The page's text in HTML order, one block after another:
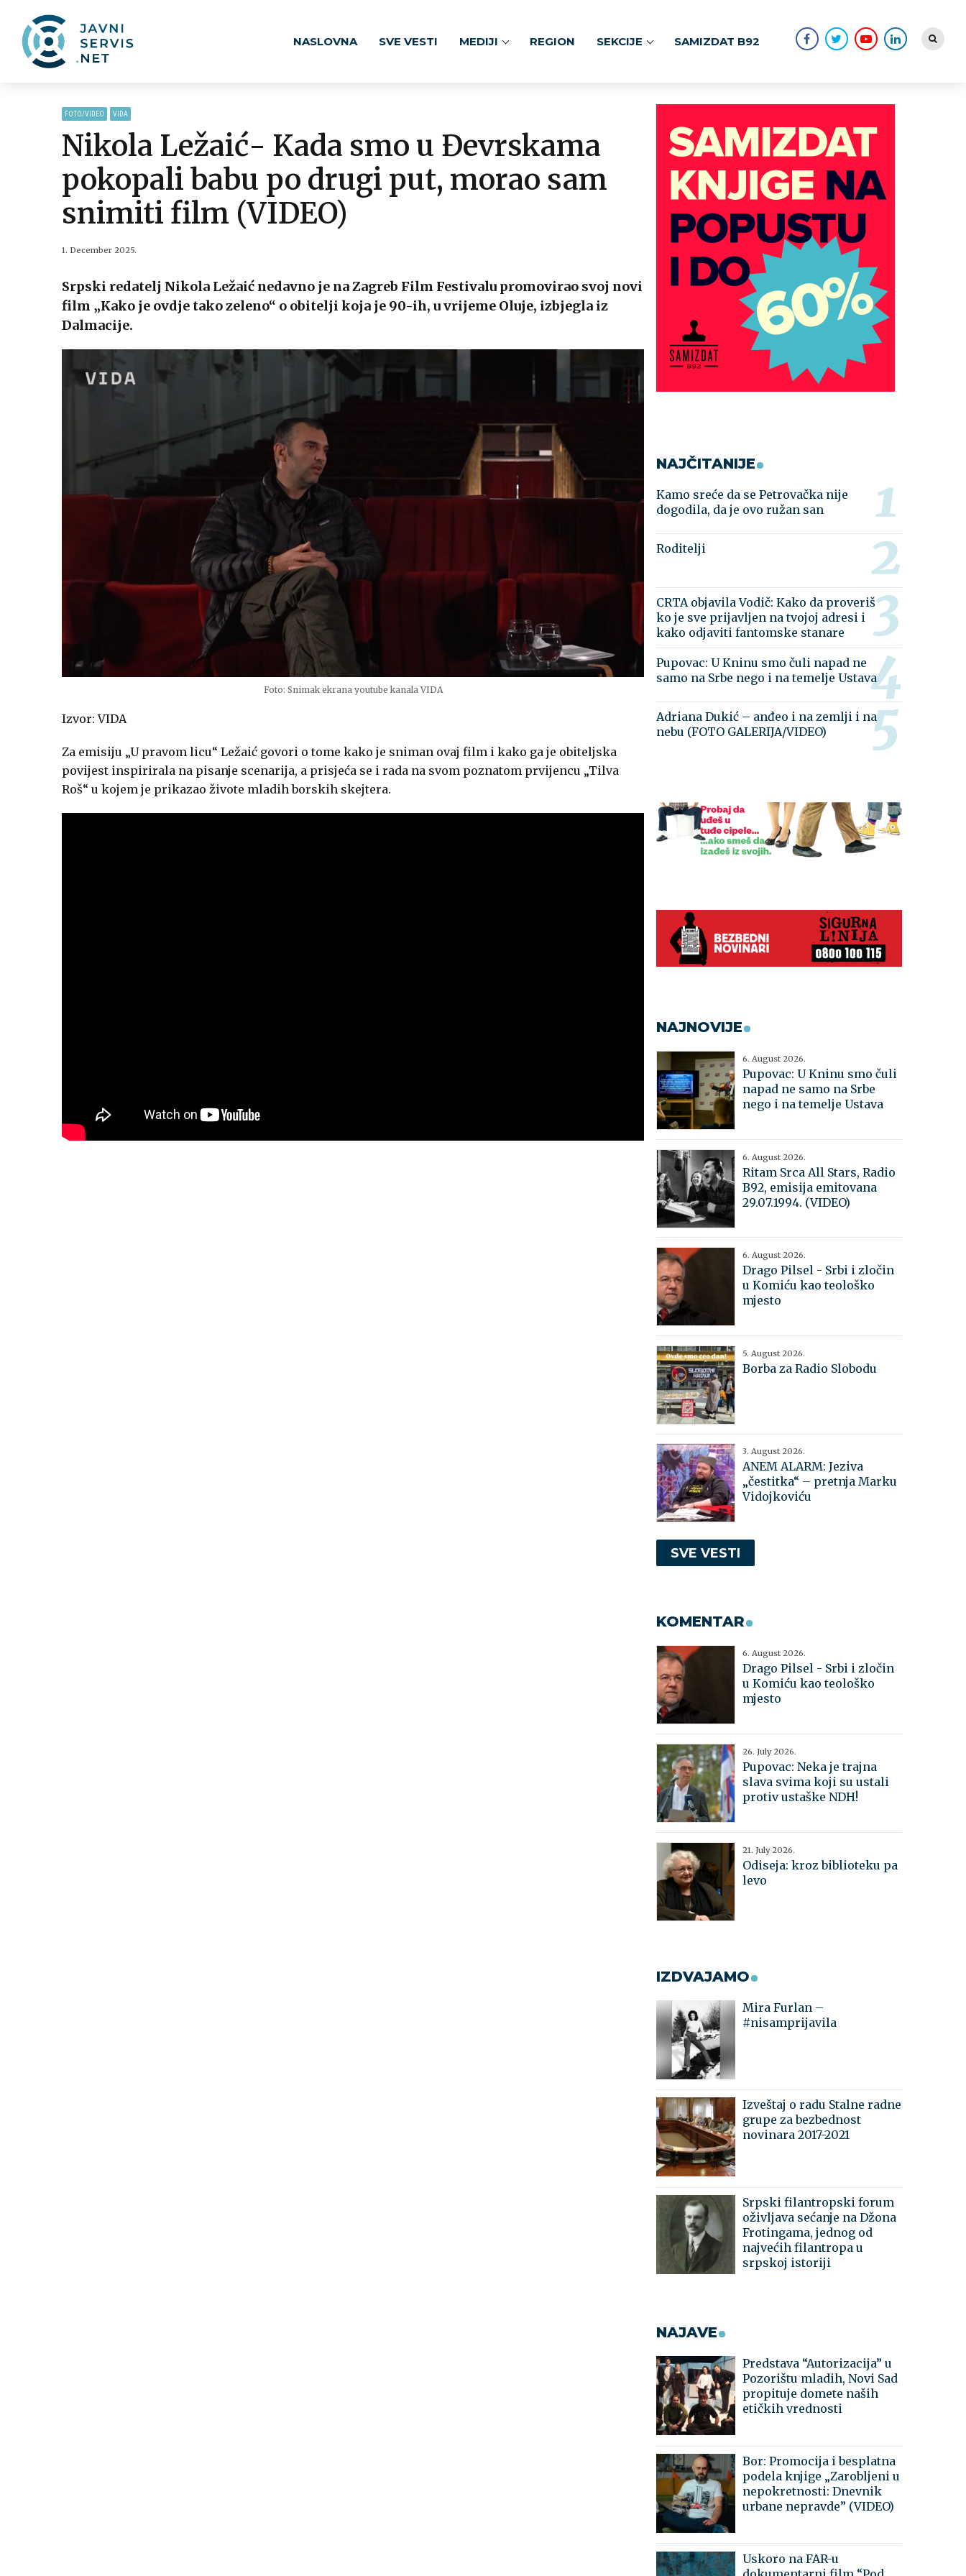
NASLOVNA SVE VESTI MEDIJI REGION SEKCIJE SAMIZDAT B92
FOTO/VIDEO VIDA
Nikola Ležaić- Kada smo u Đevrskama
pokopali babu po drugi put, morao sam
snimiti film (VIDEO)
1. December 2025.
Srpski redatelj Nikola Ležaić nedavno je na Zagreb Film Festivalu promovirao svoj novi
film „Kako je ovdje tako zeleno“ o obitelji koja je 90-ih, u vrijeme Oluje, izbjegla iz
Dalmacije.
Foto: Snimak ekrana youtube kanala VIDA
Izvor: VIDA
Za emisiju „U pravom licu“ Ležaić govori o tome kako je sniman ovaj film i kako ga je obiteljska
povijest inspirirala na pisanje scenarija, a prisjeća se i rada na svom poznatom prvijencu „Tilva
Roš“ u kojem je prikazao živote mladih borskih skejtera.
NAJČITANIJE
Kamo sreće da se Petrovačka nije
dogodila, da je ovo ružan san
Roditelji
CRTA objavila Vodič: Kako da proveriš
ko je sve prijavljen na tvojoj adresi i
kako odjaviti fantomske stanare
Pupovac: U Kninu smo čuli napad ne
samo na Srbe nego i na temelje Ustava
Adriana Dukić – anđeo i na zemlji i na
nebu (FOTO GALERIJA/VIDEO)
NAJNOVIJE
6. August 2026.
Pupovac: U Kninu smo čuli
napad ne samo na Srbe
nego i na temelje Ustava
6. August 2026.
Ritam Srca All Stars, Radio
B92, emisija emitovana
29.07.1994. (VIDEO)
6. August 2026.
Drago Pilsel - Srbi i zločin
u Komiću kao teološko
mjesto
5. August 2026.
Borba za Radio Slobodu
3. August 2026.
ANEM ALARM: Jeziva
„čestitka“ – pretnja Marku
Vidojkoviću
SVE VESTI
KOMENTAR
6. August 2026.
Drago Pilsel - Srbi i zločin
u Komiću kao teološko
mjesto
26. July 2026.
Pupovac: Neka je trajna
slava svima koji su ustali
protiv ustaške NDH!
21. July 2026.
Odiseja: kroz biblioteku pa
levo
IZDVAJAMO
Mira Furlan –
#nisamprijavila
Izveštaj o radu Stalne radne
grupe za bezbednost
novinara 2017-2021
Srpski filantropski forum
oživljava sećanje na Džona
Frotingama, jednog od
najvećih filantropa u
srpskoj istoriji
NAJAVE
Predstava “Autorizacija” u
Pozorištu mladih, Novi Sad
propituje domete naših
etičkih vrednosti
Bor: Promocija i besplatna
podela knjige „Zarobljeni u
nepokretnosti: Dnevnik
urbane nepravde” (VIDEO)
Uskoro na FAR-u